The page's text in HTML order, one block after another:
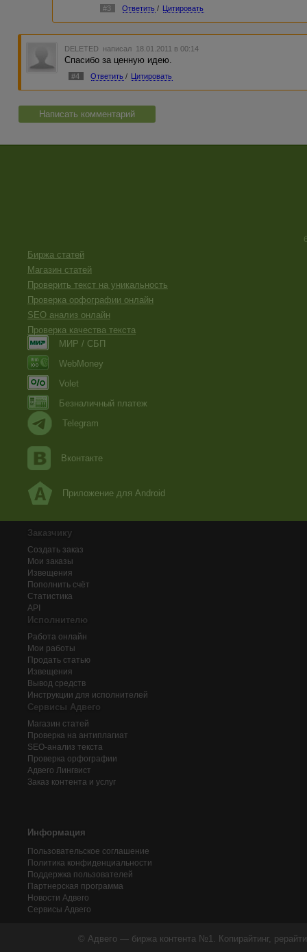
#3 Ответить / Цитировать
DELETED написал 18.01.2011 в 00:14
Спасибо за ценную идею.
#4 Ответить / Цитировать
Написать комментарий
Биржа статей
Магазин статей
Проверить текст на уникальность
Проверка орфографии онлайн
SEO анализ онлайн
Проверка качества текста
МИР / СБП
WebMoney
Volet
Безналичный платеж
Telegram
Вконтакте
Приложение для Android
Заказчику
Создать заказ
Мои заказы
Извещения
Пополнить счёт
Статистика
API
Исполнителю
Работа онлайн
Мои работы
Продать статью
Извещения
Вывод средств
Инструкции для исполнителей
Сервисы Адвего
Магазин статей
Проверка на антиплагиат
SEO-анализ текста
Проверка орфографии
Адвего Лингвист
Заказ контента и услуг
Информация
Пользовательское соглашение
Политика конфиденциальности
Поддержка пользователей
Партнерская программа
Новости Адвего
Сервисы Адвего
© Адвего — биржа контента №1. Копирайтинг,